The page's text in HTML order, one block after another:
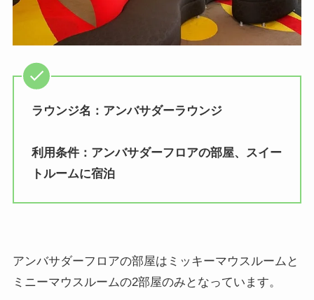
ラウンジ名： アンバサダーラウンジ
利用条件：アンバサダーフロアの部屋、スイー
トルームに宿泊
アンバサダーフロアの部屋はミッキーマウスルームと
ミニーマウスルームの2部屋のみとなっています。